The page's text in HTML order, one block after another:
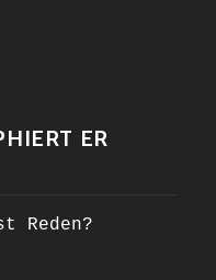
ER
Reden?